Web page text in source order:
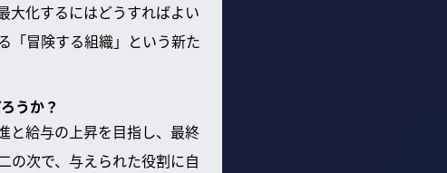
大化するにはどうすればよい
「冒険する組織」という新た
うか？
と給与の上昇を目指し、最終
の次で、与えられた役割に自